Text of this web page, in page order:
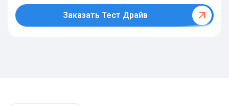
Заказать Тест Драйв